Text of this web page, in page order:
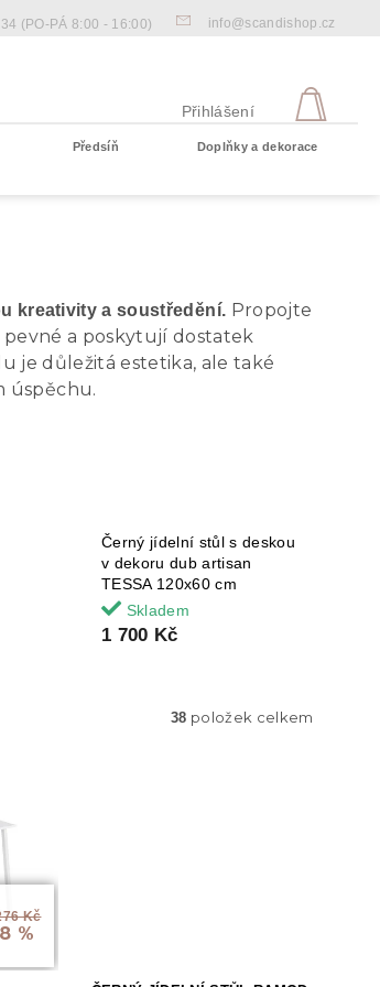
(PO-PÁ 8:00 - 16:00) info@scandishop.cz
Přihlášení
Předsíň Doplňky a dekorace
kreativity a soustředění. Propojte
pevné a poskytují dostatek
je důležitá estetika, ale také
úspěchu.
Černý jídelní stůl s deskou
v dekoru dub artisan
TESSA 120x60 cm
Skladem
1 700 Kč
38 položek celkem
Kč
%